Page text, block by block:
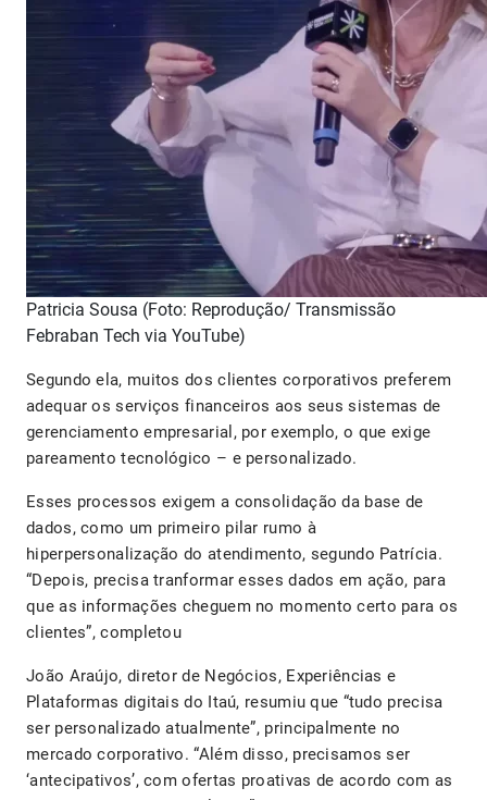
Patricia Sousa (Foto: Reprodução/ Transmissão
Febraban Tech via YouTube)
Segundo ela, muitos dos clientes corporativos preferem
adequar os serviços financeiros aos seus sistemas de
gerenciamento empresarial, por exemplo, o que exige
pareamento tecnológico – e personalizado.
Esses processos exigem a consolidação da base de
dados, como um primeiro pilar rumo à
hiperpersonalização do atendimento, segundo Patrícia.
“Depois, precisa tranformar esses dados em ação, para
que as informações cheguem no momento certo para os
clientes”, completou
João Araújo, diretor de Negócios, Experiências e
Plataformas digitais do Itaú, resumiu que “tudo precisa
ser personalizado atualmente”, principalmente no
mercado corporativo. “Além disso, precisamos ser
‘antecipativos’, com ofertas proativas de acordo com as